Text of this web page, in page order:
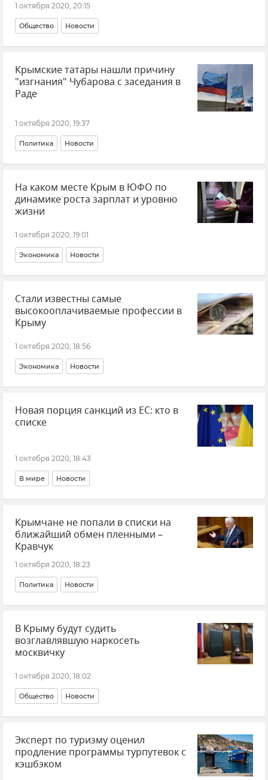
1 октября 2020, 20:15
Общество Новости
Крымские татары нашли причину
"изгнания" Чубарова с заседания в
Раде
1 октября 2020, 19:37
Политика Новости
На каком месте Крым в ЮФО по
динамике роста зарплат и уровню
жизни
1 октября 2020, 19:01
Экономика Новости
Стали известны самые
высокооплачиваемые профессии в
Крыму
1 октября 2020, 18:56
Экономика Новости
Новая порция санкций из ЕС: кто в
списке
1 октября 2020, 18:43
В мире Новости
Крымчане не попали в списки на
ближайший обмен пленными –
Кравчук
1 октября 2020, 18:23
Политика Новости
В Крыму будут судить
возглавлявшую наркосеть
москвичку
1 октября 2020, 18:02
Общество Новости
Эксперт по туризму оценил
продление программы турпутевок с
кэшбэком